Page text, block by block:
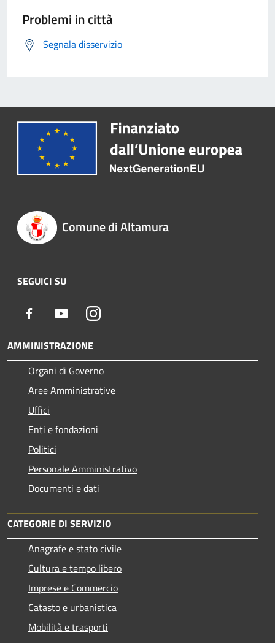
Problemi in città
Segnala disservizio
Comune di Altamura
SEGUICI SU
Facebook YoutubeInstagram
AMMINISTRAZIONE
Organi di Governo
Aree Amministrative
Uffici
Enti e fondazioni
Politici
Personale Amministrativo
Documenti e dati
CATEGORIE DI SERVIZIO
Anagrafe e stato civile
Cultura e tempo libero
Imprese e Commercio
Catasto e urbanistica
Mobilità e trasporti